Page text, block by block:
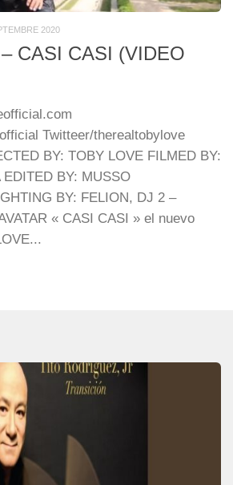
2020
CASI CASI (VIDEO
Twitteer/therealtobylove
BY: TOBY LOVE FILMED BY:
BY: MUSSO
BY: FELION, DJ 2 –
« CASI CASI » el nuevo